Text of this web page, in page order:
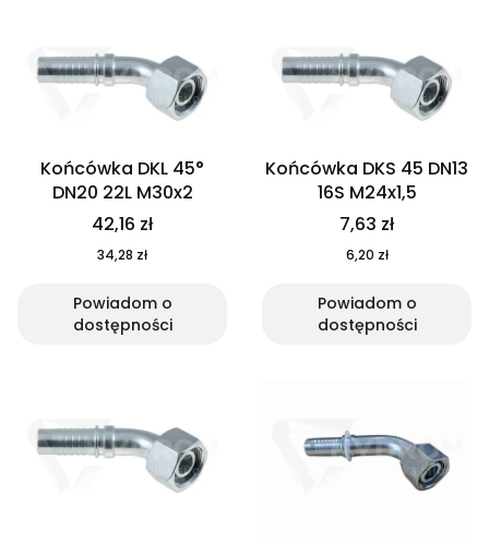
Końcówka DKL 45°
DN20 22L M30x2
42,16 zł
34,28 zł
Powiadom o
dostępności
Końcówka DKS 45 DN13
16S M24x1,5
7,63 zł
6,20 zł
Powiadom o
dostępności